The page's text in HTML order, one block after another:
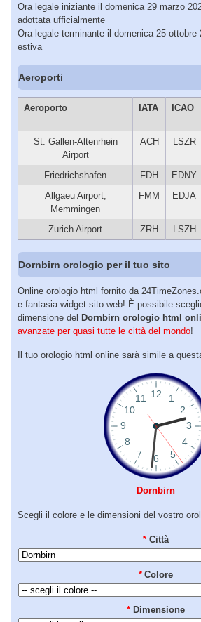
Ora legale iniziante il domenica 29 marzo
adottata ufficialmente
Ora legale terminante il domenica 25 ottobre
estiva
Aeroporti
Aeroporto IATA ICAO
St. Gallen-Altenrhein
Airport
ACH LSZR
Friedrichshafen FDH EDNY
Allgaeu Airport,
Memmingen
FMM EDJA
Zurich Airport ZRH LSZH
Dornbirn orologio per il tuo sito
Online orologio html fornito da
e fantasia widget sito web! È possibile
dimensione del Dornbirn orologio html
avanzate per quasi tutte le città del mondo!
Il tuo orologio html online sarà simile a
Dornbirn
Scegli il colore e le dimensioni del vostro
* Città
* Colore
* Dimensione